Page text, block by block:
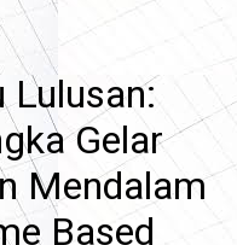
Lulusan:
Gelar
Mendalam
Based